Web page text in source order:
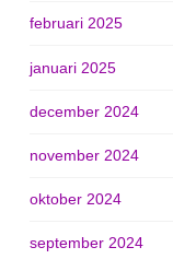
februari 2025
januari 2025
december 2024
november 2024
oktober 2024
september 2024